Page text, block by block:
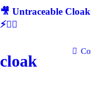
🎥 Untraceable
⚡🕵‍♂
cloak